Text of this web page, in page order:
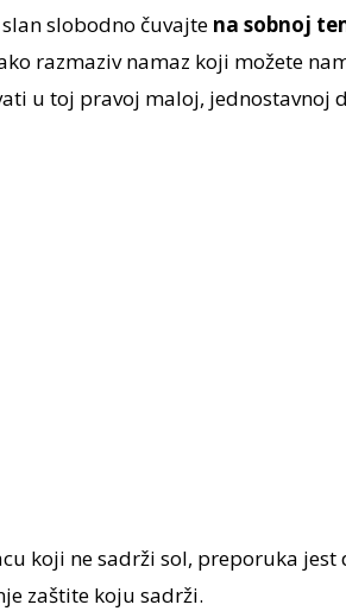
slobodno čuvajte na sobnoj
razmaziv namaz koji možete
u toj pravoj maloj, jednostavnoj
koji ne sadrži sol, preporuka jest
zaštite koju sadrži.